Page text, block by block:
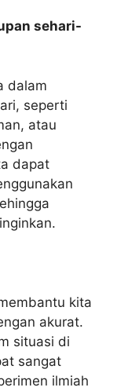
sehari-
dalam
seperti
atau
dapat
kita
akurat.
situasi di
sangat
ilmiah